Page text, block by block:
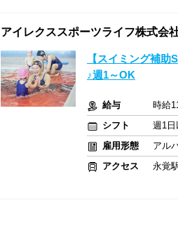
アイレクススポーツライフ株式
【スイミング補
♪週1～OK
給与
時給
シフト
週1日
雇用形態
アル
アクセス
永覚